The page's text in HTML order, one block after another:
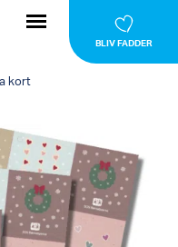
BLIV FADDER
kort